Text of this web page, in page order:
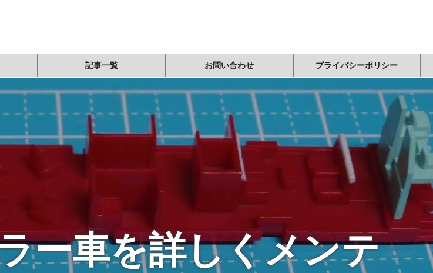
記事一覧 お問い合わせ プライバシーポリシー
ー車を詳しくメンテ